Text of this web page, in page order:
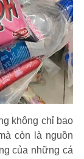
không chỉ bao
còn là nguồn
của những cá